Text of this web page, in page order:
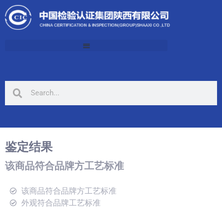
鉴定结果
该商品符合品牌方工艺标准
该商品符合品牌方工艺标准
外观符合品牌工艺标准